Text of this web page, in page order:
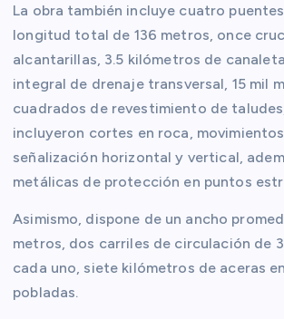
La obra también incluye cuatro
longitud total de 136 metros, once
alcantarillas, 3.5 kilómetros de
integral de drenaje transversal, 15 mil
cuadrados de revestimiento de
incluyeron cortes en roca,
señalización horizontal y vertical,
metálicas de protección en puntos
Asimismo, dispone de un ancho
metros, dos carriles de circulación de
cada uno, siete kilómetros de aceras
pobladas.